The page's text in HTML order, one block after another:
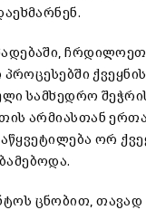
სამხედრო
არმიასთან
ორ
ცნობით, თავად